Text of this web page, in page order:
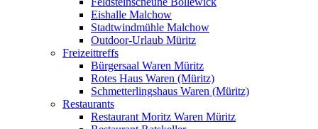
Eishalle Malchow
Stadtwindmühle Malchow
Outdoor-Urlaub Müritz
Freizeittreffs
Bürgersaal Waren Müritz
Rotes Haus Waren (Müritz)
Schmetterlingshaus Waren (Müritz)
Restaurants
Restaurant Moritz Waren Müritz